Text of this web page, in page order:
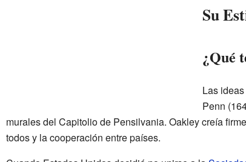
Su
¿Qué
Las
Penn
murales del Capitolio de Pensilvania. Oakley creía
todos y la cooperación entre países.